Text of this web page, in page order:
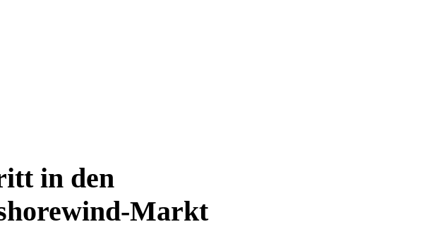
in den
Markt